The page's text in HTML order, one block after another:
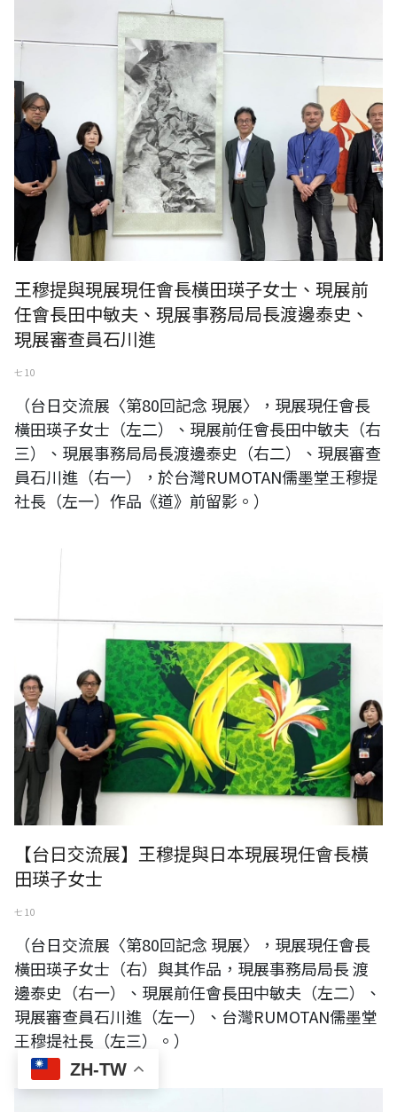
ZH-TW
二）、現展前任會長田中敏夫（右三）、現展事務局局長渡邊泰史（右
二）、現展審查員石川進（右一），於台灣RUMOTAN儒墨堂王穆提社長
（左一）作品《道》前留影。）
王穆提與現展現任會長橫田瑛子女士、現展前
任會長田中敏夫、現展事務局局長渡邊泰史、
現展審查員石川進
七 10
（台日交流展〈第80回記念 現展〉，現展現任會長
橫田瑛子女士（左二）、現展前任會長田中敏夫（右
三）、現展事務局局長渡邊泰史（右二）、現展審查
員石川進（右一），於台灣RUMOTAN儒墨堂王穆提
社長（左一）作品《道》前留影。）
【台日交流展】王穆提與日本現展現任會長橫
田瑛子女士
七 10
（台日交流展〈第80回記念 現展〉，現展現任會長
橫田瑛子女士（右）與其作品，現展事務局局長 渡
邊泰史（右一）、現展前任會長田中敏夫（左二）、
現展審查員石川進（左一）、台灣RUMOTAN儒墨堂
王穆提社長（左三）。）